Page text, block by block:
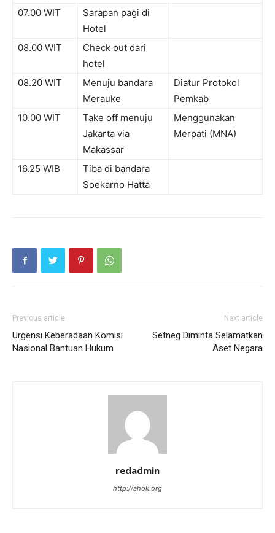
07.00 WIT
Sarapan pagi di
Hotel
08.00 WIT
Check out dari
hotel
08.20 WIT
Menuju bandara
Merauke
Diatur Protokol
Pemkab
10.00 WIT
Take off menuju
Jakarta via
Makassar
Menggunakan
Merpati (MNA)
16.25 WIB
Tiba di bandara
Soekarno Hatta
Previous article
Urgensi Keberadaan Komisi
Nasional Bantuan Hukum
Next article
Setneg Diminta Selamatkan
Aset Negara
redadmin
http://ahok.org